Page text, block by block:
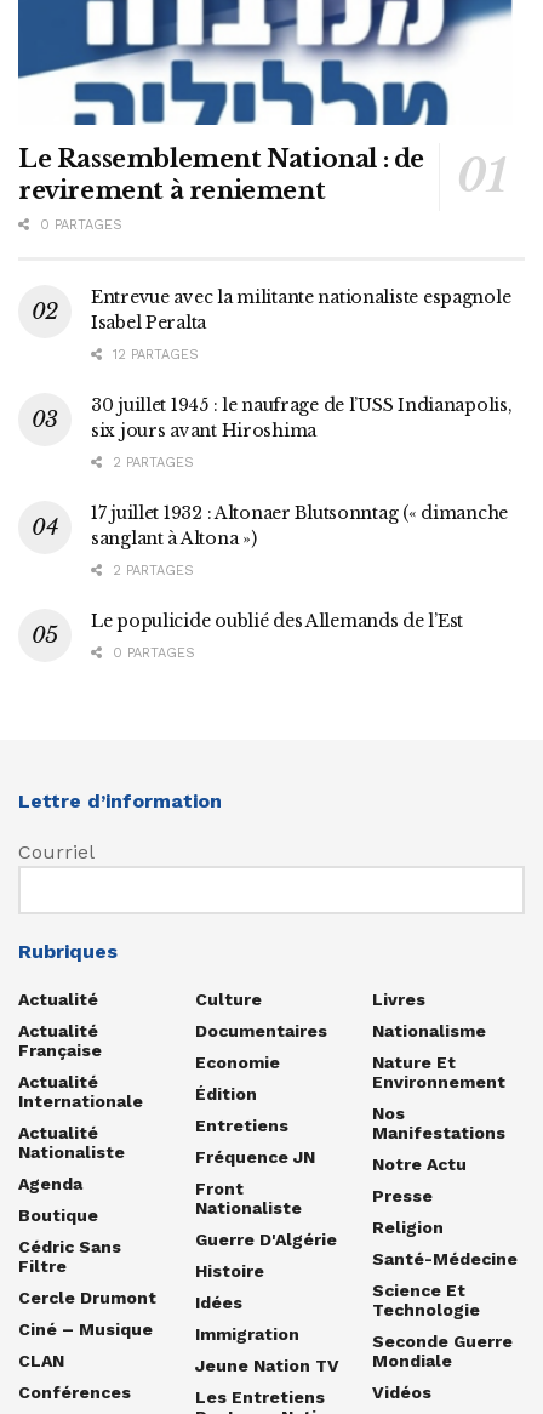
Le Rassemblement National : de
revirement à reniement
0 PARTAGES
Entrevue avec la militante nationaliste espagnole
Isabel Peralta
12 PARTAGES
30 juillet 1945 : le naufrage de l’USS Indianapolis,
six jours avant Hiroshima
2 PARTAGES
17 juillet 1932 : Altonaer Blutsonntag (« dimanche
sanglant à Altona »)
2 PARTAGES
Le populicide oublié des Allemands de l’Est
0 PARTAGES
Lettre d’information
Courriel
Rubriques
Actualité
Actualité
Française
Actualité
Internationale
Actualité
Nationaliste
Agenda
Boutique
Cédric Sans
Filtre
Cercle Drumont
Ciné – Musique
CLAN
Conférences
Culture
Documentaires
Economie
Édition
Entretiens
Fréquence JN
Front
Nationaliste
Guerre D'Algérie
Histoire
Idées
Immigration
Jeune Nation TV
Les Entretiens
Livres
Nationalisme
Nature Et
Environnement
Nos
Manifestations
Notre Actu
Presse
Religion
Santé-Médecine
Science Et
Technologie
Seconde Guerre
Mondiale
Vidéos